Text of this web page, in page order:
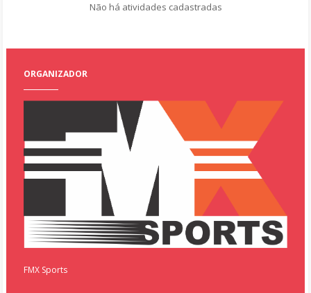
Não há atividades cadastradas
ORGANIZADOR
FMX Sports